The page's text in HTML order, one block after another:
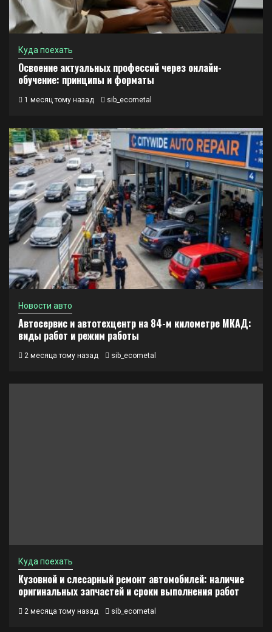
Куда поехать
Освоение актуальных профессий через онлайн-
обучение: принципы и форматы
1 месяц тому назад sib_ecometal
Новости авто
Автосервис и автотехцентр на 84-м километре МКАД:
виды работ и режим работы
2 месяца тому назад sib_ecometal
Куда поехать
Кузовной и слесарный ремонт автомобилей: наличие
оригинальных запчастей и сроки выполнения работ
2 месяца тому назад sib_ecometal